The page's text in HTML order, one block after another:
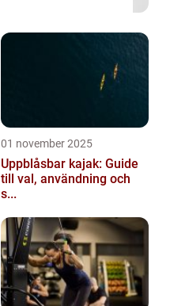
01 november 2025
Uppblåsbar kajak: Guide
till val, användning och
s...